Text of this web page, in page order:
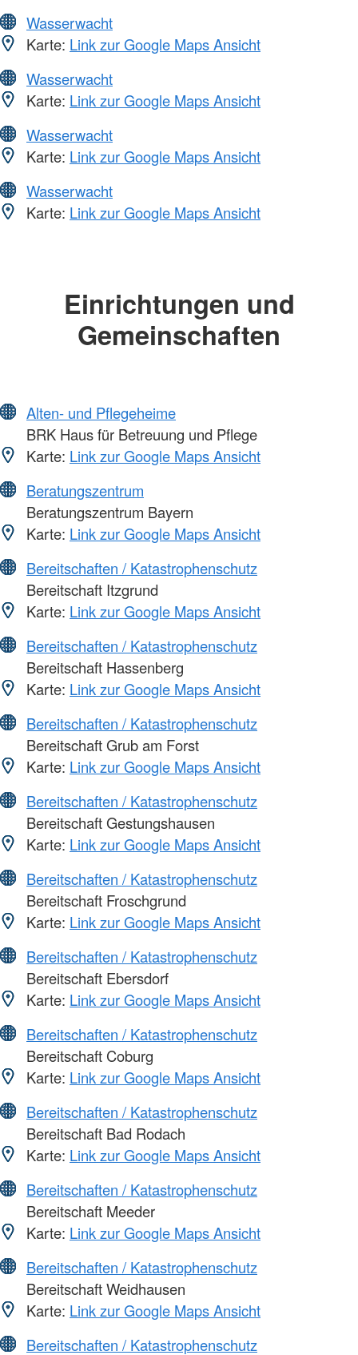
Wasserwacht
Karte: Link zur Google Maps Ansicht
Wasserwacht
Karte: Link zur Google Maps Ansicht
Wasserwacht
Karte: Link zur Google Maps Ansicht
Wasserwacht
Karte: Link zur Google Maps Ansicht
Einrichtungen und
Gemeinschaften
Alten- und Pflegeheime
BRK Haus für Betreuung und Pflege
Karte: Link zur Google Maps Ansicht
Beratungszentrum
Beratungszentrum Bayern
Karte: Link zur Google Maps Ansicht
Bereitschaften / Katastrophenschutz
Bereitschaft Itzgrund
Karte: Link zur Google Maps Ansicht
Bereitschaften / Katastrophenschutz
Bereitschaft Hassenberg
Karte: Link zur Google Maps Ansicht
Bereitschaften / Katastrophenschutz
Bereitschaft Grub am Forst
Karte: Link zur Google Maps Ansicht
Bereitschaften / Katastrophenschutz
Bereitschaft Gestungshausen
Karte: Link zur Google Maps Ansicht
Bereitschaften / Katastrophenschutz
Bereitschaft Froschgrund
Karte: Link zur Google Maps Ansicht
Bereitschaften / Katastrophenschutz
Bereitschaft Ebersdorf
Karte: Link zur Google Maps Ansicht
Bereitschaften / Katastrophenschutz
Bereitschaft Coburg
Karte: Link zur Google Maps Ansicht
Bereitschaften / Katastrophenschutz
Bereitschaft Bad Rodach
Karte: Link zur Google Maps Ansicht
Bereitschaften / Katastrophenschutz
Bereitschaft Meeder
Karte: Link zur Google Maps Ansicht
Bereitschaften / Katastrophenschutz
Bereitschaft Weidhausen
Karte: Link zur Google Maps Ansicht
Bereitschaften / Katastrophenschutz